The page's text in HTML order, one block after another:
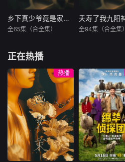
乡下真少爷竟是家族老祖 Ai漫剧
暂无内容
乡下真少爷竟是家族老祖 Ai漫剧
全65集（合全集） 全94集（合全集）
正在热播
热播